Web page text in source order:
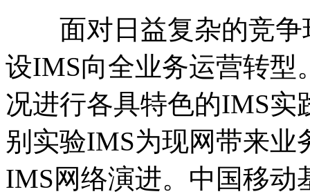
面对日益复杂的竞争
设IMS向全业务运营转型
况进行各具特色的IMS实
别实验IMS为现网带来
IMS网络演进。中国移动